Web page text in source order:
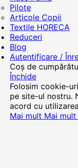
Pilote
Articole Copii
Textile HORECA
Reduceri
Blog
Autentificare /
Coș de
Închide
Folosim cookie-
pe site-ul nostru.
acord cu
Mai mult Mai mult